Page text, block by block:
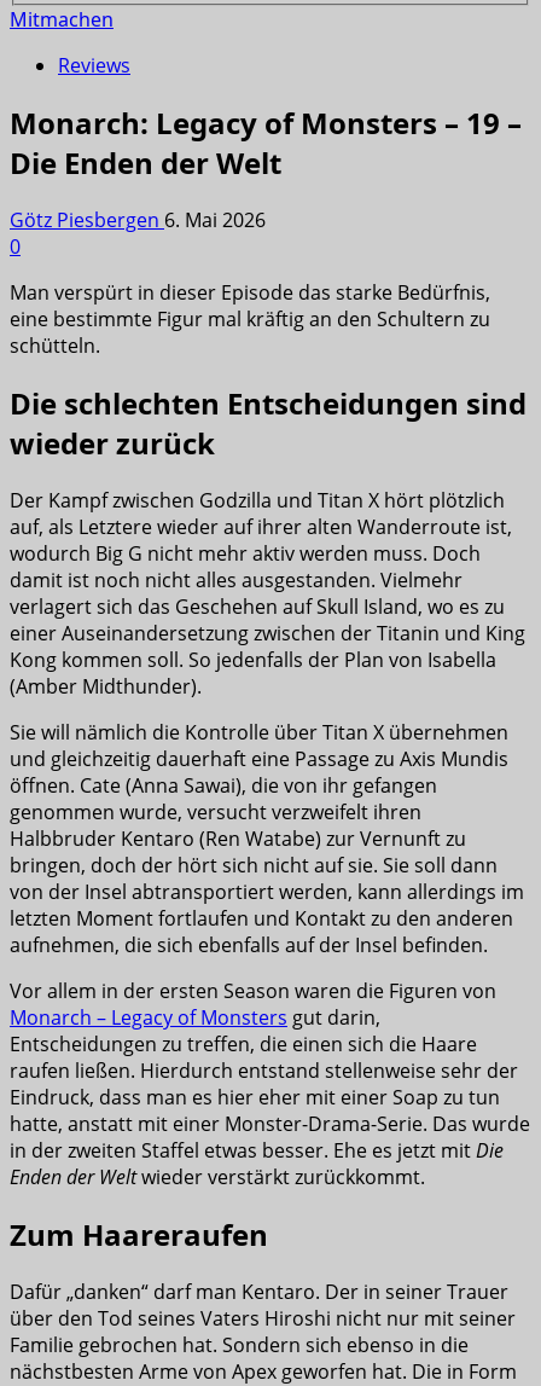
Mitmachen
Reviews
Monarch: Legacy of Monsters – 19 –
Die Enden der Welt
Götz Piesbergen 6. Mai 2026
0
Man verspürt in dieser Episode das starke Bedürfnis,
eine bestimmte Figur mal kräftig an den Schultern zu
schütteln.
Die schlechten Entscheidungen sind
wieder zurück
Der Kampf zwischen Godzilla und Titan X hört plötzlich
auf, als Letztere wieder auf ihrer alten Wanderroute ist,
wodurch Big G nicht mehr aktiv werden muss. Doch
damit ist noch nicht alles ausgestanden. Vielmehr
verlagert sich das Geschehen auf Skull Island, wo es zu
einer Auseinandersetzung zwischen der Titanin und King
Kong kommen soll. So jedenfalls der Plan von Isabella
(Amber Midthunder).
Sie will nämlich die Kontrolle über Titan X übernehmen
und gleichzeitig dauerhaft eine Passage zu Axis Mundis
öffnen. Cate (Anna Sawai), die von ihr gefangen
genommen wurde, versucht verzweifelt ihren
Halbbruder Kentaro (Ren Watabe) zur Vernunft zu
bringen, doch der hört sich nicht auf sie. Sie soll dann
von der Insel abtransportiert werden, kann allerdings im
letzten Moment fortlaufen und Kontakt zu den anderen
aufnehmen, die sich ebenfalls auf der Insel befinden.
Vor allem in der ersten Season waren die Figuren von
Monarch – Legacy of Monsters gut darin,
Entscheidungen zu treffen, die einen sich die Haare
raufen ließen. Hierdurch entstand stellenweise sehr der
Eindruck, dass man es hier eher mit einer Soap zu tun
hatte, anstatt mit einer Monster-Drama-Serie. Das wurde
in der zweiten Staffel etwas besser. Ehe es jetzt mitDie
Enden der Weltwieder verstärkt zurückkommt.
Zum Haareraufen
Dafür „danken“ darf man Kentaro. Der in seiner Trauer
über den Tod seines Vaters Hiroshi nicht nur mit seiner
Familie gebrochen hat. Sondern sich ebenso in die
nächstbesten Arme von Apex geworfen hat. Die in Form